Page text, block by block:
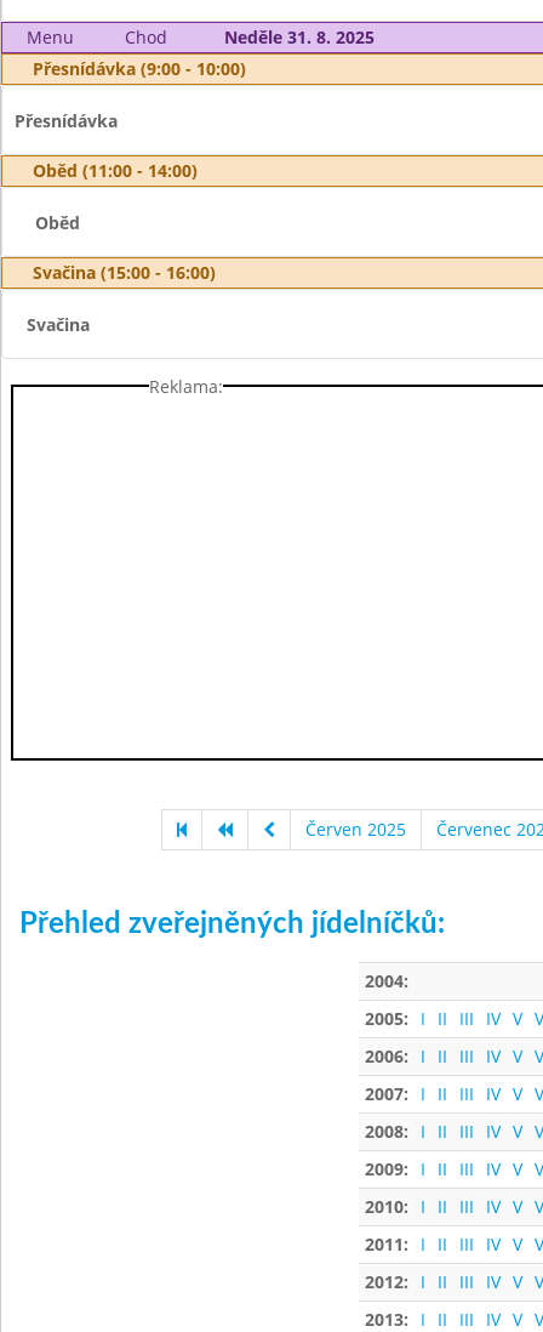
Menu Chod
Neděle 31. 8. 2025
Přesnídávka (9:00 - 10:00)
Přesnídávka
Oběd (11:00 - 14:00)
Oběd
Svačina (15:00 - 16:00)
Svačina
Reklama:
Červen 2025 Červenec
Přehled zveřejněných jídelníčků:
2004:
2005:
I II III IV V
2006:
I II III IV V
2007:
I II III IV V
2008:
I II III IV V
2009:
I II III IV V
2010:
I II III IV V
2011:
I II III IV V
2012:
I II III IV V
2013:
I II III IV V